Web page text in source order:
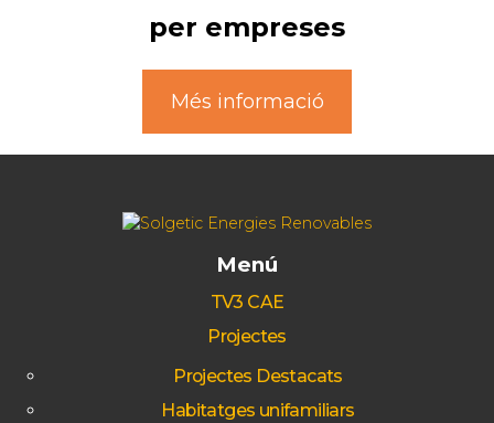
per empreses
Més informació
Menú
TV3 CAE
Projectes
Projectes Destacats
Habitatges unifamiliars